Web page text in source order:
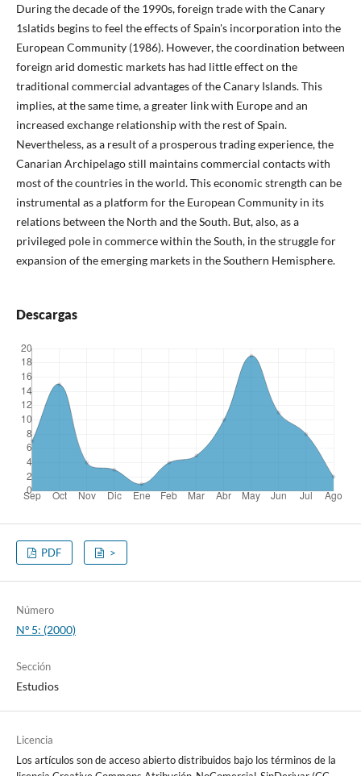
During the decade of the 1990s, foreign trade with the Canary
1slatids begins to feel the effects of Spain's incorporation into the
European Community (1986). However, the coordination between
foreign arid domestic markets has had little effect on the
traditional commercial advantages of the Canary Islands. This
implies, at the same time, a greater link with Europe and an
increased exchange relationship with the rest of Spain.
Nevertheless, as a result of a prosperous trading experience, the
Canarian Archipelago still maintains commercial contacts with
most of the countries in the world. This economic strength can be
instrumental as a platform for the European Community in its
relations between the North and the South. But, also, as a
privileged pole in commerce within the South, in the struggle for
expansion of the emerging markets in the Southern Hemisphere.
Descargas
PDF >
Número
Nº 5: (2000)
Sección
Estudios
Licencia
Los artículos son de acceso abierto distribuidos bajo los términos de la